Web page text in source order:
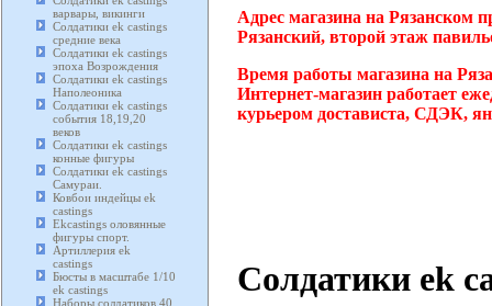
варвары, викинги
Солдатики ek castings
средние века
Солдатики ek castings
эпоха Возрождения
Солдатики ek castings
Наполеоника
Солдатики ek castings
события 18,19,20
веков
Солдатики ek castings
конные фигуры
Солдатики ek castings
Самураи.
Ковбои индейцы ek
castings
Ekcastings оловянные
фигуры спорт.
Артиллерия ek
castings
Бюсты в масштабе 1/10
ek castings
Наборы солдатиков 40
Адрес магазина на Рязанском
Рязанский, второй этаж
Время работы магазина на
Интернет-магазин работает
курьером достависта, СДЭК,
Солдатики ek